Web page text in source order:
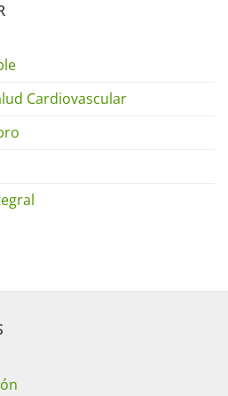
Cardiovascular